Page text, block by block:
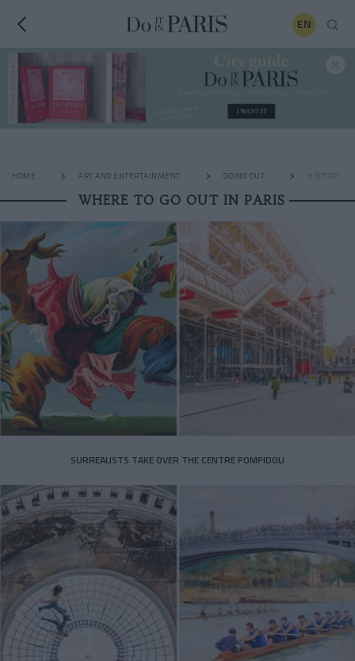
EN
HOME ART AND ENTERTAINMENT GOING OUT HISTORY
WHERE TO GO OUT IN PARIS
SURREALISTS TAKE OVER THE CENTRE POMPIDOU